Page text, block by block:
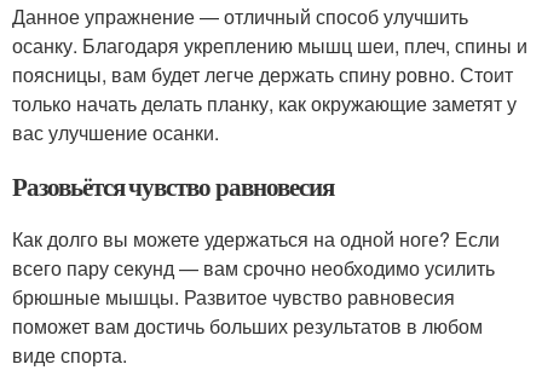
Данное упражнение — отличный способ улучшить
осанку. Благодаря укреплению мышц шеи, плеч, спины и
поясницы, вам будет легче держать спину ровно. Стоит
только начать делать планку, как окружающие заметят у
вас улучшение осанки.
Разовьётся чувство равновесия
Как долго вы можете удержаться на одной ноге? Если
всего пару секунд — вам срочно необходимо усилить
брюшные мышцы. Развитое чувство равновесия
поможет вам достичь больших результатов в любом
виде спорта.